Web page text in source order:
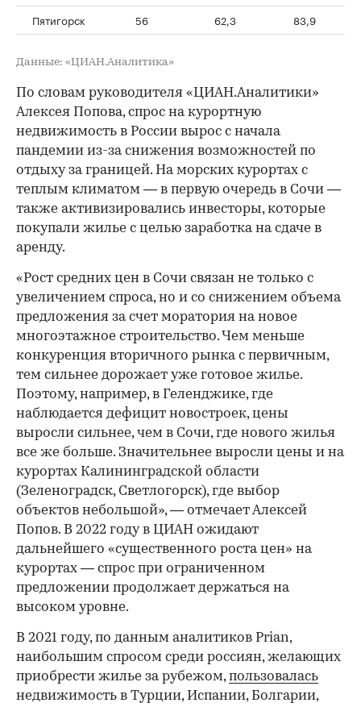
Пятигорск
56 62,3 83,9
Данные: «ЦИАН.Аналитика»
По словам руководителя «ЦИАН.Аналитики»
Алексея Попова, спрос на курортную
недвижимость в России вырос с начала
пандемии из-за снижения возможностей по
отдыху за границей. На морских курортах с
теплым климатом — в первую очередь в Сочи —
также активизировались инвесторы, которые
покупали жилье с целью заработка на сдаче в
аренду.
«Рост средних цен в Сочи связан не только с
увеличением спроса, но и со снижением объема
предложения за счет моратория на новое
многоэтажное строительство. Чем меньше
конкуренция вторичного рынка с первичным,
тем сильнее дорожает уже готовое жилье.
Поэтому, например, в Геленджике, где
наблюдается дефицит новостроек, цены
выросли сильнее, чем в Сочи, где нового жилья
все же больше. Значительнее выросли цены и на
курортах Калининградской области
(Зеленоградск, Светлогорск), где выбор
объектов небольшой», — отмечает Алексей
Попов. В 2022 году в ЦИАН ожидают
дальнейшего «существенного роста цен» на
курортах — спрос при ограниченном
предложении продолжает держаться на
высоком уровне.
В 2021 году, по данным аналитиков Prian,
наибольшим спросом среди россиян, желающих
приобрести жилье за рубежом,пользовалась
недвижимость в Турции, Испании, Болгарии,